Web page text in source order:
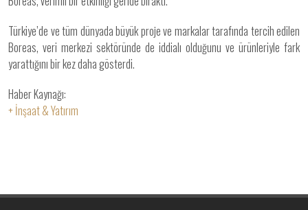
Türkiye’de ve tüm dünyada büyük proje ve markalar tarafında tercih edilen
Boreas, veri merkezi sektöründe de iddialı olduğunu ve ürünleriyle fark
yarattığını bir kez daha gösterdi.
Haber Kaynağı:
+ İnşaat & Yatırım